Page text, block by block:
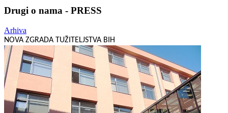
Drugi o nama - PRESS
Arhiva
NOVA ZGRADA TUŽITELJSTVA BIH